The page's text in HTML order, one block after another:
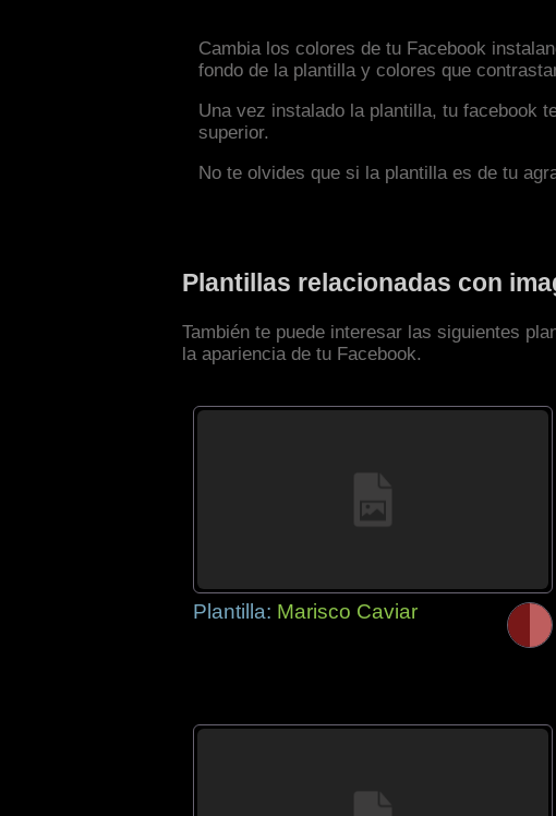
Cambia los colores de tu Facebook
fondo de la plantilla y colores que
Una vez instalado la plantilla, tu facebook
superior.
No te olvides que si la plantilla es de tu
Plantillas relacionadas con
También te puede interesar las siguientes
la apariencia de tu Facebook.
Plantilla: Marisco Caviar